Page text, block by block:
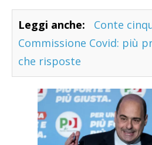
Leggi anche:
Conte
Commissione Covid: più
che risposte